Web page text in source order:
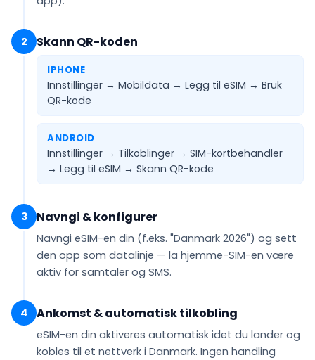
2 Skann QR-koden
IPHONE
Innstillinger → Mobildata → Legg til eSIM → Bruk
QR-kode
ANDROID
Innstillinger → Tilkoblinger → SIM-kortbehandler
→ Legg til eSIM → Skann QR-kode
3 Navngi & konfigurer
Navngi eSIM-en din (f.eks. "Danmark 2026") og sett
den opp som datalinje — la hjemme-SIM-en være
aktiv for samtaler og SMS.
4 Ankomst & automatisk tilkobling
eSIM-en din aktiveres automatisk idet du lander og
kobles til et nettverk i Danmark. Ingen handling